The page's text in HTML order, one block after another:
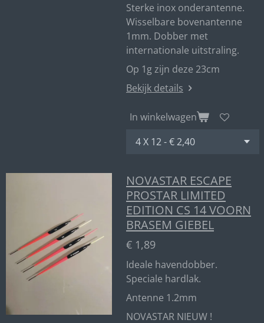
Sterke inox onderantenne.
Wisselbare bovenantenne
1mm. Dobber met
internationale uitstraling.
Op 1g zijn deze 23cm
Bekijk details
In winkelwagen
NOVASTAR ESCAPE
PROSTAR LIMITED
EDITION CS 14 VOORN
BRASEM GIEBEL
€ 1,89
Ideale havendobber.
Speciale hardlak.
Antenne 1.2mm
NOVASTAR NIEUW !